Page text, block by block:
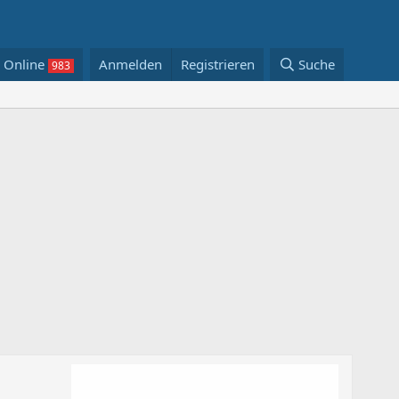
Online Anmelden Registrieren Suche